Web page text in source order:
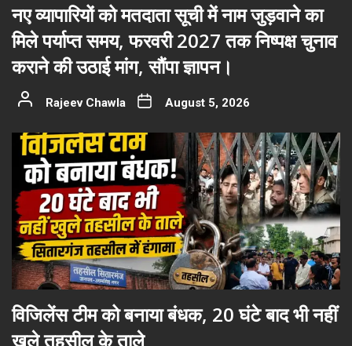
नए व्यापारियों को मतदाता सूची में नाम जुड़वाने का
मिले पर्याप्त समय, फरवरी 2027 तक निष्पक्ष चुनाव
कराने की उठाई मांग, सौंपा ज्ञापन।
Rajeev Chawla August 5, 2026
विजिलेंस टीम को बनाया बंधक, 20 घंटे बाद भी नहीं
खुले तहसील के ताले